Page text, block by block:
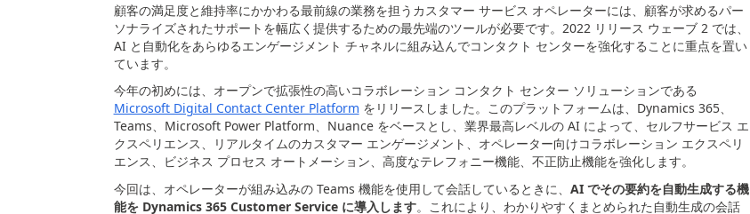
顧客の満足度と維持率にかかわる最前線の業務を担うカスタマー サービス オペレーターには、顧客が求めるパー
ソナライズされたサポートを幅広く提供するための最先端のツールが必要です。 2022 リリース ウェーブ2 では、
AI と自動化をあらゆるエンゲージメント チャネルに組み込んでコンタクト センターを強化することに重点を置い
ています。
今年の初めには、オープンで拡張性の高いコラボレーション コンタクト センター ソリューションである
Microsoft Digital Contact Center Platform をリリースしました。このプラットフォームは、 Dynamics 365、
Teams、 Microsoft Power Platform、 Nuance をベースとし、業界最高レベルのAI によって、セルフサービス エ
クスペリエンス、リアルタイムのカスタマー エンゲージメント、オペレーター向けコラボレーション エクスペリ
エンス、ビジネス プロセス オートメーション、高度なテレフォニー機能、不正防止機能を強化します。
今回は、オペレーターが組み込みのTeams 機能を使用して会話しているときに、 AI でその要約を自動生成する機
能をDynamics 365 Customer Service に導入します。これにより、わかりやすくまとめられた自動生成の会話